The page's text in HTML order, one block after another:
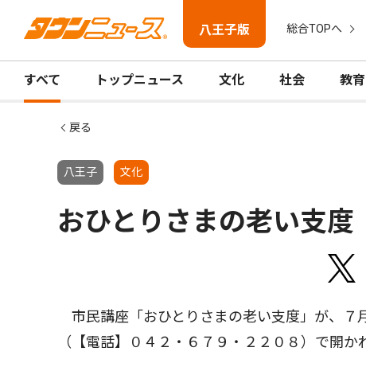
八王子版 総合TOPへ
すべて トップニュース 文化 社会 教育
戻る
八王子 文化
おひとりさまの老い支
市民講座「おひとりさまの老い支度」が、７
（【電話】０４２・６７９・２２０８）で開か